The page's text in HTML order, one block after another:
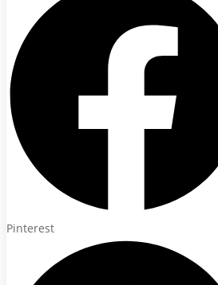
Pinterest